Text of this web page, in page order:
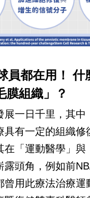
員都在用！ 什
膜組織」？
展一日千里，其中
具有一定的組織修
「運動醫學」與
露頭角，例如前
曾用此療法治療運